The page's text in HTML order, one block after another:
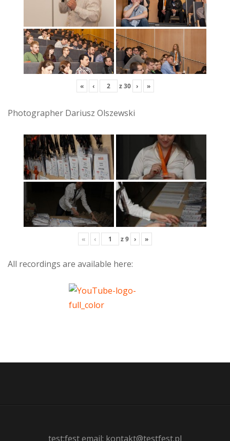
« ‹ z30 › »
Photographer Dariusz Olszewski
« ‹ z9 › »
All recordings are available here:
test:fest email: kontakt@testfest.pl